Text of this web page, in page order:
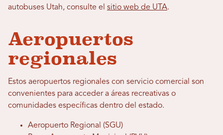
autobuses Utah, consulte el sitio web de UTA.
Aeropuertos
regionales
Estos aeropuertos regionales con servicio comercial son
convenientes para acceder a áreas recreativas o
comunidades específicas dentro del estado.
Aeropuerto Regional (SGU)